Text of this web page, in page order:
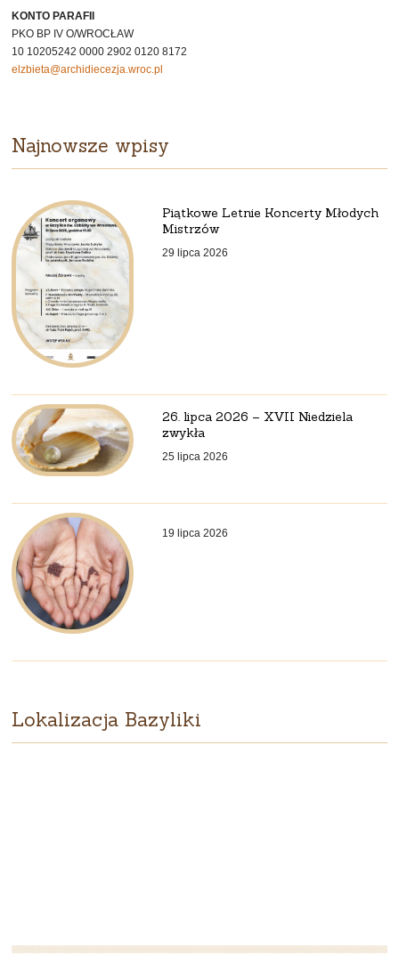
KONTO PARAFII
PKO BP IV O/WROCŁAW
10 10205242 0000 2902 0120 8172
elzbieta@archidiecezja.wroc.pl
Najnowsze wpisy
Piątkowe Letnie Koncerty Młodych
Mistrzów
29 lipca 2026
26. lipca 2026 – XVII Niedziela
zwykła
25 lipca 2026
19 lipca 2026
Lokalizacja Bazyliki